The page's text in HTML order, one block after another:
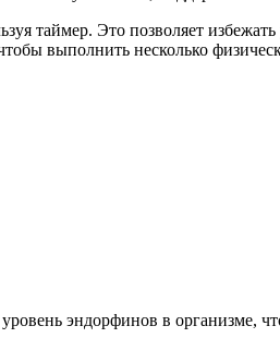
таймер. Это позволяет
выполнить несколько
эндорфинов в организме,